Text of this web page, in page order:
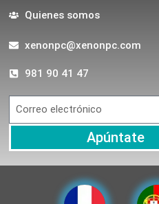
Quienes somos
xenonpc@xenonpc.com
981 90 41 47
Apúntate